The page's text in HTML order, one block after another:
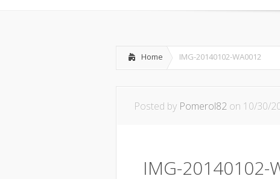
Home IMG-20140102-WA0012
Posted by Pomerol82 on 10/30/
IMG-20140102-